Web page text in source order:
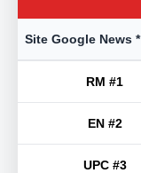
Site Google News *
RM #1
EN #2
UPC #3